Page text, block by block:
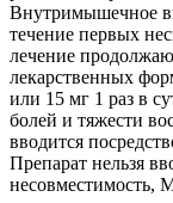
Внутримышечное
течение первых
лечение
лекарственных
или 15 мг 1 раз в
болей и тяжести
вводится
Препарат нельзя
несовместимость,